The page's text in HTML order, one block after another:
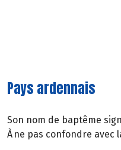
Pays ardennais
Son nom de baptême
À ne pas confondre avec